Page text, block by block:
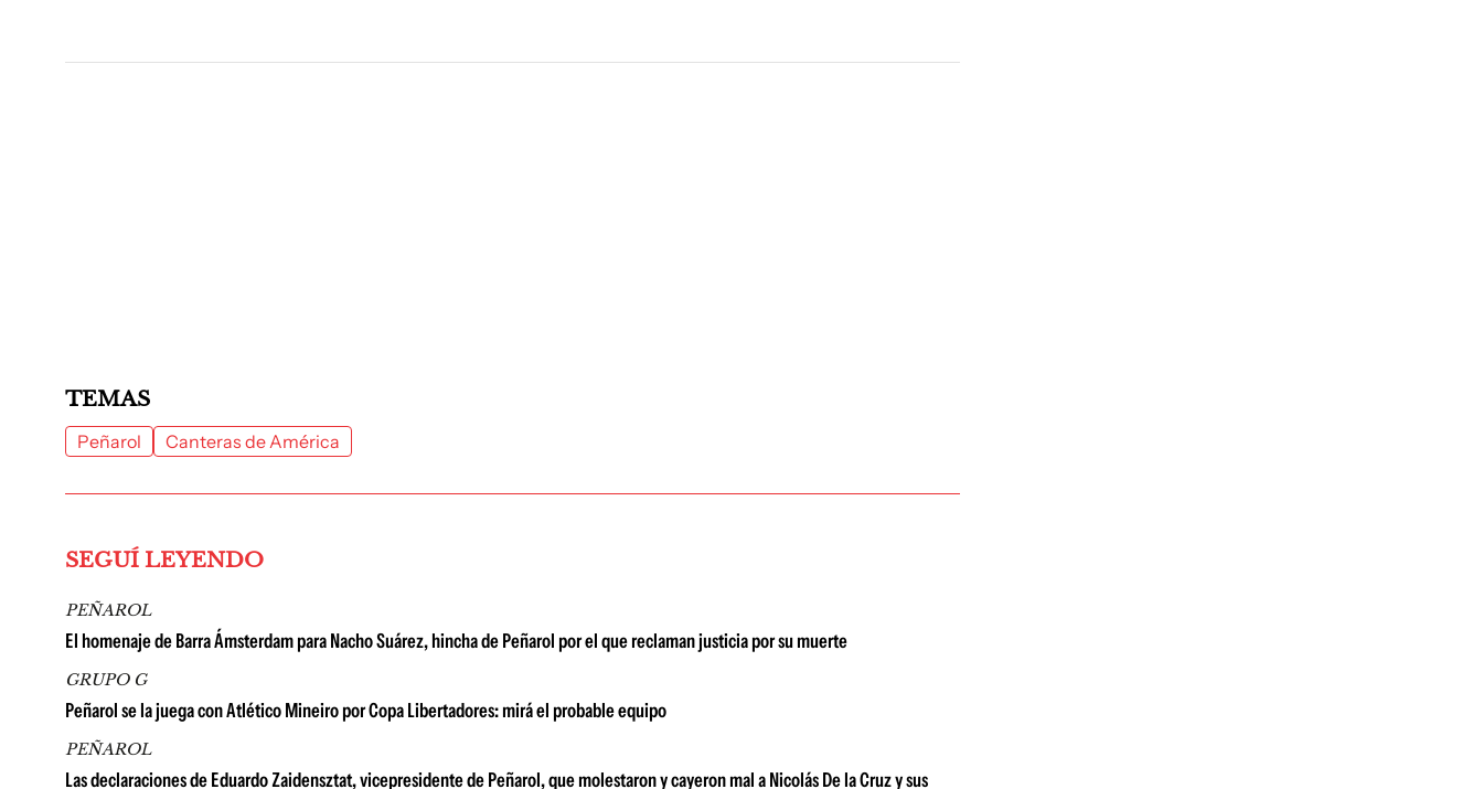
TEMAS
Peñarol Canteras de América
SEGUÍ LEYENDO
PEÑAROL
El homenaje de Barra Ámsterdam para Nacho Suárez, hincha de Peñarol por el que reclaman justicia por su muerte
GRUPO G
Peñarol se la juega con Atlético Mineiro por Copa Libertadores: mirá el probable equipo
PEÑAROL
Las declaraciones de Eduardo Zaidensztat, vicepresidente de Peñarol, que molestaron y cayeron mal a Nicolás De la Cruz y sus